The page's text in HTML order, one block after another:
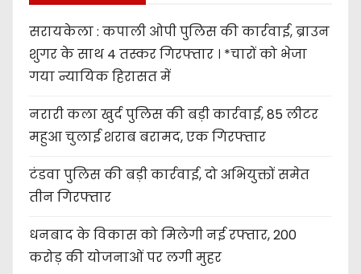
सरायकेला : कपाली ओपी पुलिस की कार्रवाई, ब्राउन
शुगर के साथ 4 तस्कर गिरफ्तार । *चारों को भेजा
गया न्यायिक हिरासत में
नरारी कला खुर्द पुलिस की बड़ी कार्रवाई, 85 लीटर
महुआ चुलाई शराब बरामद, एक गिरफ्तार
टंडवा पुलिस की बड़ी कार्रवाई, दो अभियुक्तों समेत
तीन गिरफ्तार
धनबाद के विकास को मिलेगी नई रफ्तार, 200
करोड़ की योजनाओं पर लगी मुहर